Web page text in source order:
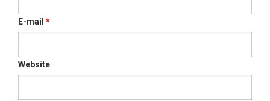
E-mail *
Website